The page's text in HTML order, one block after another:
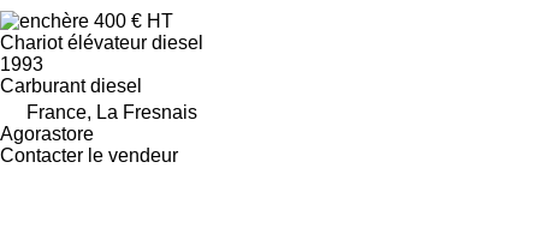
400 € HT
Chariot élévateur diesel
1993
Carburant diesel
France, La Fresnais
Agorastore
Contacter le vendeur